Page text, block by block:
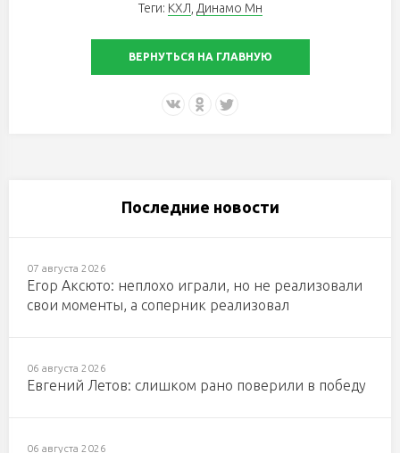
Теги: КХЛ Динамо Мн
ВЕРНУТЬСЯ НА ГЛАВНУЮ
Последние новости
07 августа 2026
Егор Аксюто: неплохо играли, но не реализовали
свои моменты, а соперник реализовал
06 августа 2026
Евгений Летов: слишком рано поверили в победу
06 августа 2026